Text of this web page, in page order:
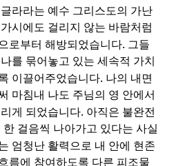
라라는 예수 그리스도의 가난
시에도 걸리지 않는 바람처럼
로부터 해방되었습니다. 그들
를 묶어놓고 있는 세속적 가치
이끌어주었습니다. 나의 내면
마침내 나도 주님의 영 안에서
게 되었습니다. 아직은 불완전
걸음씩 나아가고 있다는 사실
엄청난 활력으로 내 안에 현존
름에 참여하도록 다른 피조물